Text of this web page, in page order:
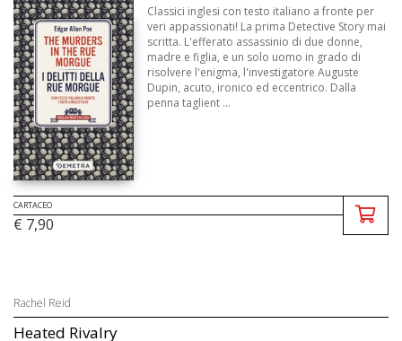
Classici inglesi con testo italiano a fronte per
veri appassionati! La prima Detective Story mai
scritta. L'efferato assassinio di due donne,
madre e figlia, e un solo uomo in grado di
risolvere l'enigma, l'investigatore Auguste
Dupin, acuto, ironico ed eccentrico. Dalla
penna taglient ...
CARTACEO
€ 7,90
Rachel Reid
Heated Rivalry